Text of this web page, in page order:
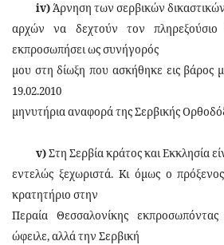
iv)Άρνηση των σερβικών δικαστικών
αρχών να δεχτούν τον
εκπροσωπήσει ως συνήγορός
μου στη δίωξη που ασκήθηκε εις βάρος
19.02.2010
μηνυτήρια αναφορά της Σερβικής
v)Στη Σερβία κράτος και Εκκλησία
εντελώς ξεχωριστά. Κι όμως ο
κρατητήριο στην
Περαία Θεσσαλονίκης
ώφειλε, αλλά την Σερβική